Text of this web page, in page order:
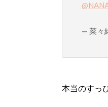
— 菜々
本当のすっ